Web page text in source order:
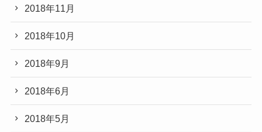
2018年11月
2018年10月
2018年9月
2018年6月
2018年5月